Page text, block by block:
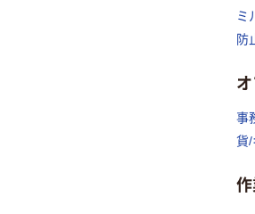
ミ
防
事
貨/